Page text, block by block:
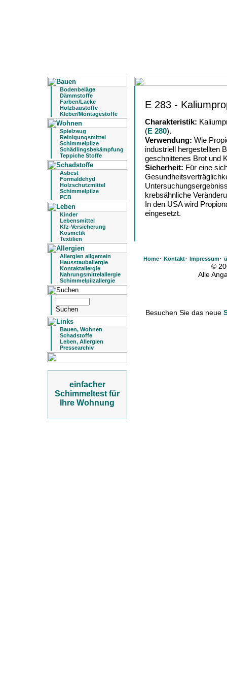
Bodenbeläge
Dämmstoffe
Farben/Lacke
Holzbaustoffe
Kleber/Montagestoffe
Spielzeug
Reinigungsmittel
Schimmelpilze
Schädlingsbekämpfung
Teppiche Stoffe
Asbest
Formaldehyd
Holzschutzmittel
Schimmelpilze
PCB
Kinder
Lebensmittel
Kfz-Versicherung
Kosmetik
Textilien
Allergien allgemein
Hausstauballergie
Kontaktallergie
Nahrungsmittelallergie
Schimmelpilzallergie
Bauen, Wohnen
Schadstoffe
Leben, Allergien
Pressearchiv
einfacher
Schimmeltest für
Ihre Wohnung
E 283 -
Charakteristik:
(E 280).
Verwendung: Wie
industriell hergestellten
geschnittenes Brot und
Sicherheit: Für eine
krebsähnliche
In den USA wird
eingesetzt.
Home· Kontakt· Impressum·
©
Alle
Besuchen Sie das neue